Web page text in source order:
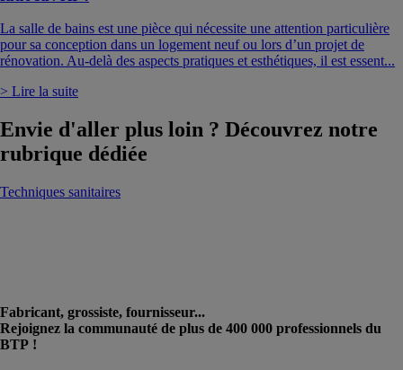
La salle de bains est une pièce qui nécessite une attention particulière
pour sa conception dans un logement neuf ou lors d’un projet de
rénovation. Au-delà des aspects pratiques et esthétiques, il est essent...
> Lire la suite
Envie d'aller plus loin ? Découvrez notre
rubrique dédiée
Techniques sanitaires
Fabricant, grossiste, fournisseur...
Rejoignez la communauté de plus de 400 000 professionnels du
BTP !